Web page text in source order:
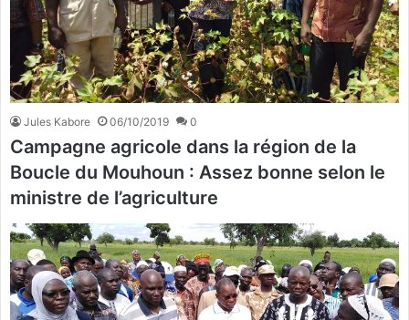
Jules Kabore 06/10/2019 0
Campagne agricole dans la région de la
Boucle du Mouhoun : Assez bonne selon le
ministre de l’agriculture